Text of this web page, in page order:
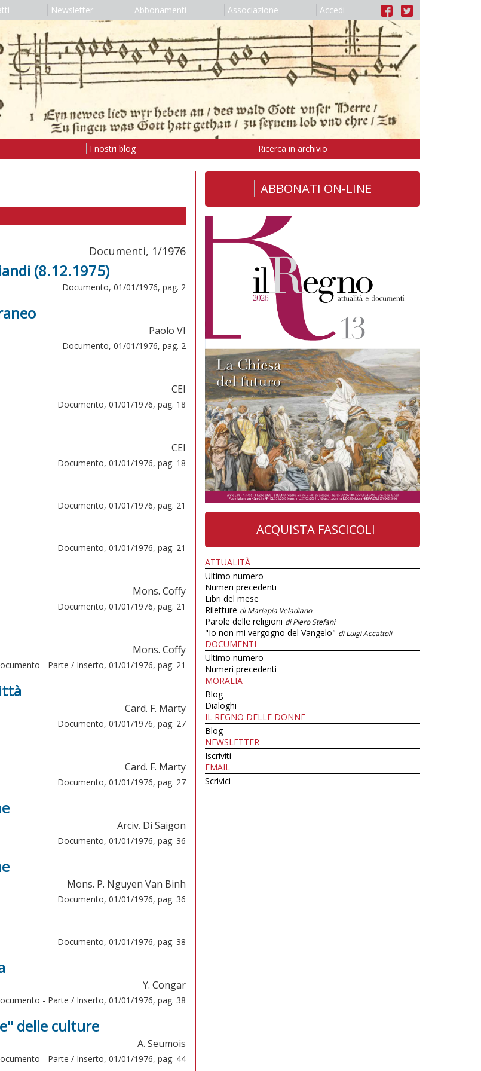
Newsletter Abbonamenti Associazione Accedi
I nostri blog Ricerca in archivio
Documenti, 1/1976
(8.12.1975)
Documento, 01/01/1976, pag. 2
Paolo VI
Documento, 01/01/1976, pag. 2
CEI
Documento, 01/01/1976, pag. 18
CEI
Documento, 01/01/1976, pag. 18
Documento, 01/01/1976, pag. 21
Documento, 01/01/1976, pag. 21
Mons. Coffy
Documento, 01/01/1976, pag. 21
Mons. Coffy
- Parte / Inserto, 01/01/1976, pag. 21
Card. F. Marty
Documento, 01/01/1976, pag. 27
Card. F. Marty
Documento, 01/01/1976, pag. 27
Arciv. Di Saigon
Documento, 01/01/1976, pag. 36
Mons. P. Nguyen Van Binh
Documento, 01/01/1976, pag. 36
Documento, 01/01/1976, pag. 38
Y. Congar
- Parte / Inserto, 01/01/1976, pag. 38
delle culture
A. Seumois
- Parte / Inserto, 01/01/1976, pag. 44
ABBONATI ON-LINE
ACQUISTA FASCICOLI
ATTUALITÀ
Ultimo numero
Numeri precedenti
Libri del mese
Riletture di Mariapia Veladiano
Parole delle religioni di Piero Stefani
"Io non mi vergogno del Vangelo" di Luigi Accattoli
DOCUMENTI
Ultimo numero
Numeri precedenti
MORALIA
Blog
Dialoghi
IL REGNO DELLE DONNE
Blog
NEWSLETTER
Iscriviti
EMAIL
Scrivici